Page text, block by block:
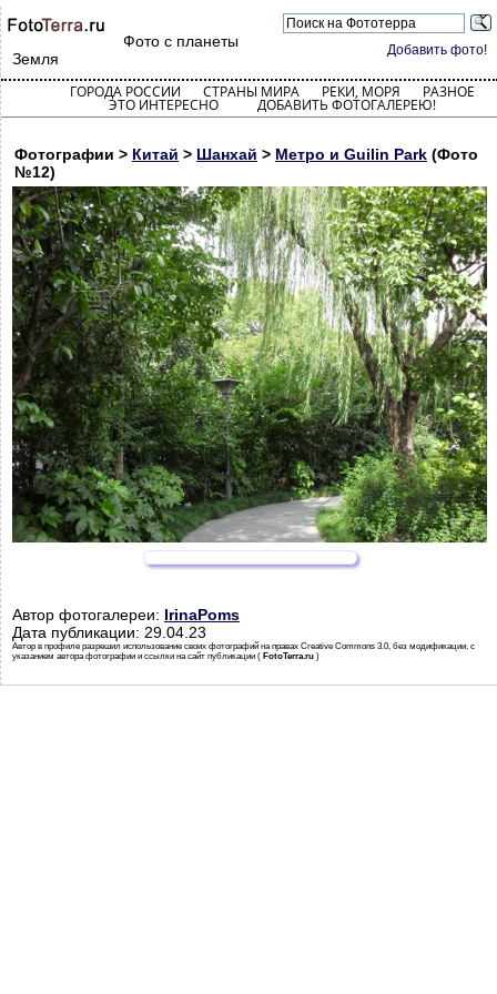
Добавить фото!
Фото с планеты
Земля
ГОРОДА РОССИИ СТРАНЫ МИРА РЕКИ, МОРЯ РАЗНОЕ
ЭТО ИНТЕРЕСНО ДОБАВИТЬ ФОТОГАЛЕРЕЮ!
Фотографии > Китай > Шанхай > Метро и Guilin Park (Фото
№12)
Автор фотогалереи: IrinaPoms
Дата публикации: 29.04.23
Автор в профиле разрешил использование своих фотографий на правах Creative Commons 3.0, без модификации, с
указанием автора фотографии и ссылки на сайт публикации ( FotoTerra.ru )